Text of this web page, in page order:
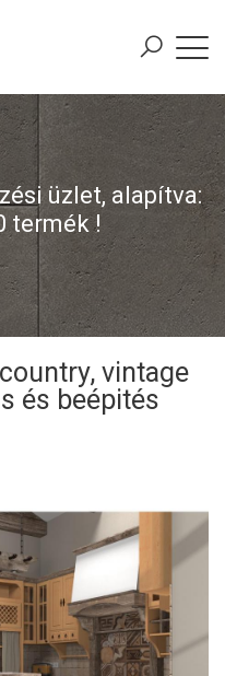
üzlet, alapítva:
termék !
vintage
és beépités